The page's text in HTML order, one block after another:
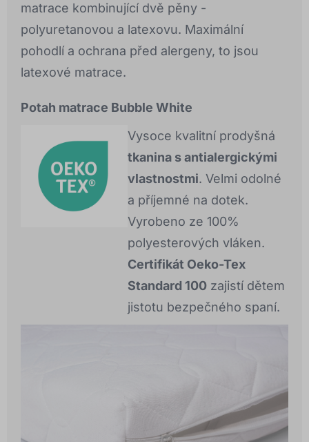
matrace kombinující dvě pěny -
polyuretanovou a latexovu. Maximální
pohodlí a ochrana před alergeny, to jsou
latexové matrace.
Potah matrace Bubble White
Vysoce kvalitní prodyšná
tkanina s antialergickými
vlastnostmi. Velmi odolné
a příjemné na dotek.
Vyrobeno ze 100%
polyesterových vláken.
Certifikát Oeko-Tex
Standard 100 zajistí dětem
jistotu bezpečného spaní.